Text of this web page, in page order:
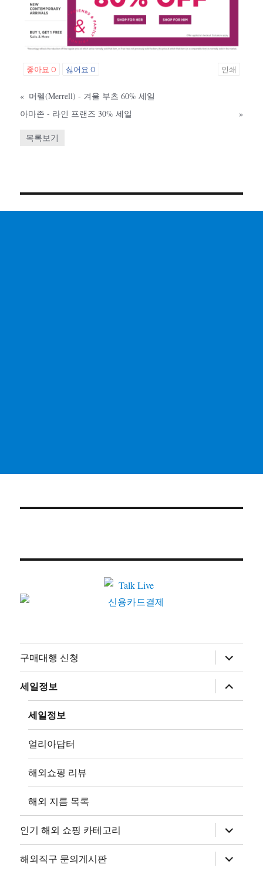
좋아요0 싫어요0 인쇄
« 머렐(Merrell) - 겨울 부츠 60% 세일
아마존 - 라인 프랜즈 30% 세일
»
목록보기
구매대행 신청
위
메
뉴
확
장
세일정보
위
메
장
세일정보
얼리아답터
해외쇼핑 리뷰
해외 지름 목록
인기 해외 쇼핑 카테고리
위
메
뉴
확
해외직구 문의게시판
위